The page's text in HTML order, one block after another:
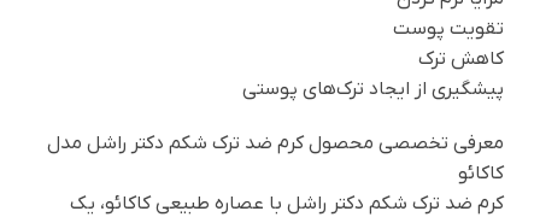
تقویت پوست
کاهش ترک
پیشگیری از ایجاد ترک‌های پوستی
معرفی تخصصی محصول کرم ضد ترک شکم دکتر راشل مدل
کاکائو
کرم ضد ترک شکم دکتر راشل با عصاره طبیعی کاکائو، یک